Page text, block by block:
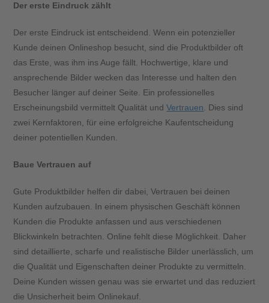
Der erste Eindruck zählt
Der erste Eindruck ist entscheidend. Wenn ein potenzieller
Kunde deinen Onlineshop besucht, sind die Produktbilder oft
das Erste, was ihm ins Auge fällt. Hochwertige, klare und
ansprechende Bilder wecken das Interesse und halten den
Besucher länger auf deiner Seite. Ein professionelles
Erscheinungsbild vermittelt Qualität undVertrauen . Dies sind
zwei Kernfaktoren, für eine erfolgreiche Kaufentscheidung
deiner potentiellen Kunden.
Baue Vertrauen auf
Gute Produktbilder helfen dir dabei, Vertrauen bei deinen
Kunden aufzubauen. In einem physischen Geschäft können
Kunden die Produkte anfassen und aus verschiedenen
Blickwinkeln betrachten. Online fehlt diese Möglichkeit. Daher
sind detaillierte, scharfe und realistische Bilder unerlässlich, um
die Qualität und Eigenschaften deiner Produkte zu vermitteln.
Deine Kunden wissen genau was sie erwartet und das reduziert
die Unsicherheit beim Onlinekauf.